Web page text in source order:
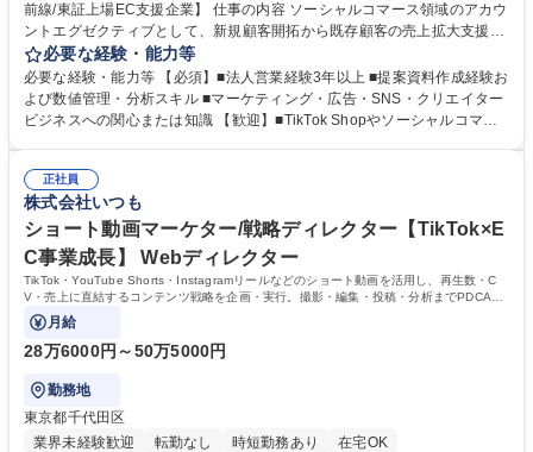
前線/東証上場EC支援企業】 仕事の内容 ソーシャルコマース領域のアカウ
ントエグゼクティブとして、新規顧客開拓から既存顧客の売上拡大支援、
クリエイター活用施策の企画・提案・運用までを一貫して担当いただきま
す。 ■ブランドメーカー向けの新規開拓営業・課題ヒアリング ■TikTok Sh
op活用やSNS広告施策の企画提案・商談実施 ■クリエイター選定、キャス
ティング、事務所との折衝対応 ■広告効果・売上実績の分析および改善施
マース営業【TikTok Shop最前線/東証上場EC支援企業】
必要な経験・能力等
必要な経験・能力等 【必須】■法人営業経験3年以上 ■提案資料作成経験お
よび数値管理・分析スキル ■マーケティング・広告・SNS・クリエイター
ビジネスへの関心または知識 【歓迎】■TikTok Shopやソーシャルコマー
型広告（Meta・TikTok・LINE・YouTube等）の経験 ■クリエイター施策
のディレクション経験 ■EC業界またはECコンサルティング業界での就業
経験 学歴・資格 学歴：大学院 大学 高専 短大 専修学校 高校 語学力： 資
格：
正社員
株式会社いつも
ショート動画マーケター/戦略ディレクター【TikTok×E
C事業成長】 Webディレクター
TikTok・YouTube Shorts・Instagramリールなどのショート動画を活用し、再生数・C
V・売上に直結するコンテンツ戦略を企画・実行。撮影・編集・投稿・分析までPDCAを
高速で回し、EC事業の成長に貢献します。
月給
28万6000円～50万5000円
勤務地
東京都千代田区
業界未経験歓迎
転勤なし 時短勤務あり
在宅OK